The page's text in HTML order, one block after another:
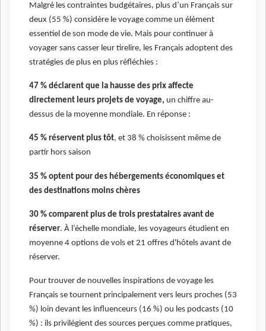
Malgré les contraintes budgétaires, plus d’un Français sur
deux (55 %) considère le voyage comme un élément
essentiel de son mode de vie. Mais pour continuer à
voyager sans casser leur tirelire, les Français adoptent des
stratégies de plus en plus réfléchies :
47 % déclarent que la hausse des prix affecte
directement leurs projets de voyage, un chiffre au-
dessus de la moyenne mondiale. En réponse :
45 % réservent plus tôt, et 38 % choisissent même de
partir hors saison
35 % optent pour des hébergements économiques et
des destinations moins chères
30 % comparent plus de trois prestataires avant de
réserver. À l’échelle mondiale, les voyageurs étudient en
moyenne 4 options de vols et 21 offres d'hôtels avant de
réserver.
Pour trouver de nouvelles inspirations de voyage les
Français se tournent principalement vers leurs proches (53
%) loin devant les influenceurs (16 %) ou les podcasts (10
%) : ils privilégient des sources perçues comme pratiques,